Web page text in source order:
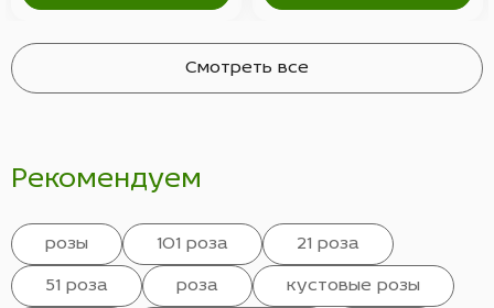
Смотреть все
Рекомендуем
розы 101 роза 21 роза
51 роза роза кустовые розы